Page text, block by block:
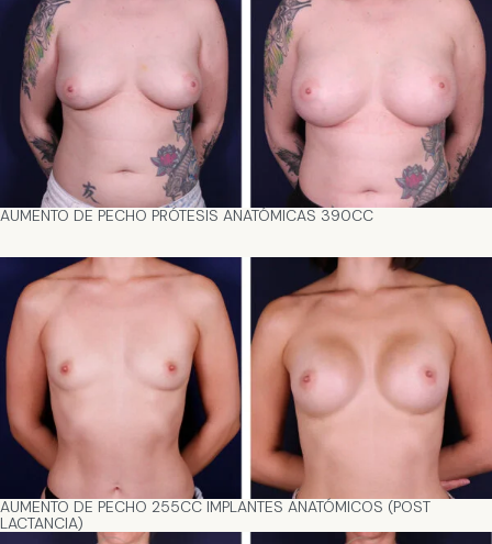
AUMENTO DE PECHO PRÓTESIS ANATÓMICAS 390CC
AUMENTO DE PECHO 255CC IMPLANTES ANATÓMICOS (POST
LACTANCIA)